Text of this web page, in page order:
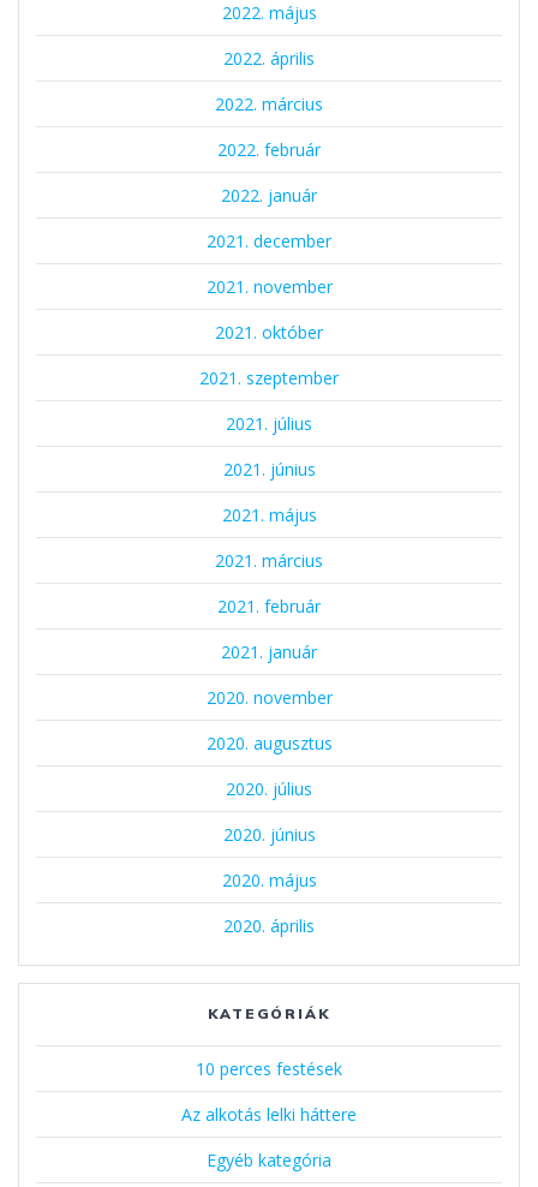
2022. május
2022. április
2022. március
2022. február
2022. január
2021. december
2021. november
2021. október
2021. szeptember
2021. július
2021. június
2021. május
2021. március
2021. február
2021. január
2020. november
2020. augusztus
2020. július
2020. június
2020. május
2020. április
KATEGÓRIÁK
10 perces festések
Az alkotás lelki háttere
Egyéb kategória